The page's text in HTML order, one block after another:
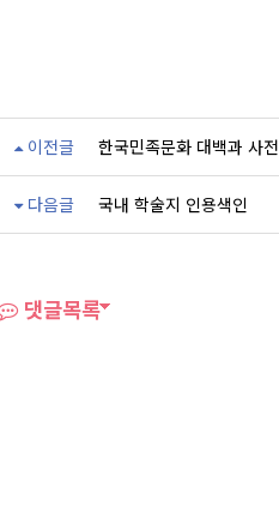
이전글 한국민족문화 대백과 사전
다음글 국내 학술지 인용색인
댓글목록